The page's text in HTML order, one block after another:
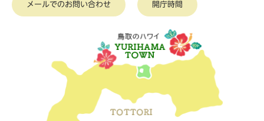
メールでのお問い合わせ 開庁時間